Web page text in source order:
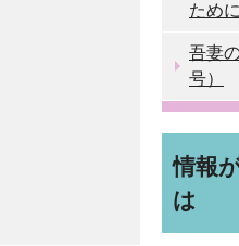
ために
吾妻
号）
情報
は